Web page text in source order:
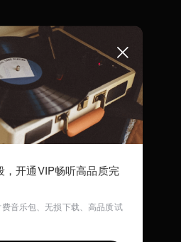
早教英文歌)
，开通VIP畅听高品质完
音乐包、无损下载、高品质试
